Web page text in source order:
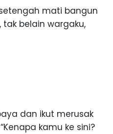
mati bangun
tak belain wargaku,
dan ikut merusak
kamu ke sini?